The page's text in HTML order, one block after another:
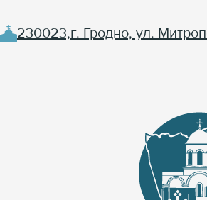
230023,г. Гродно, ул.